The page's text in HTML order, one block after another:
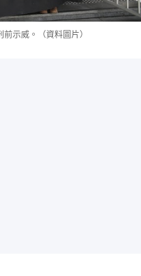
示威。（資料圖片）